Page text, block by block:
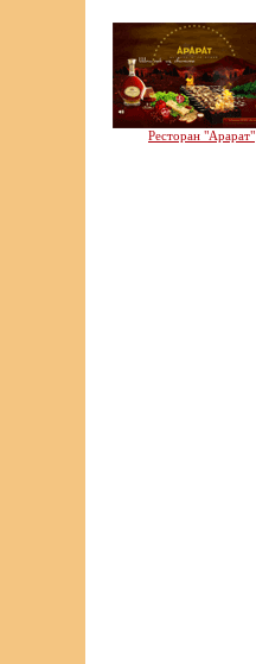
Ресторан "Арарат"